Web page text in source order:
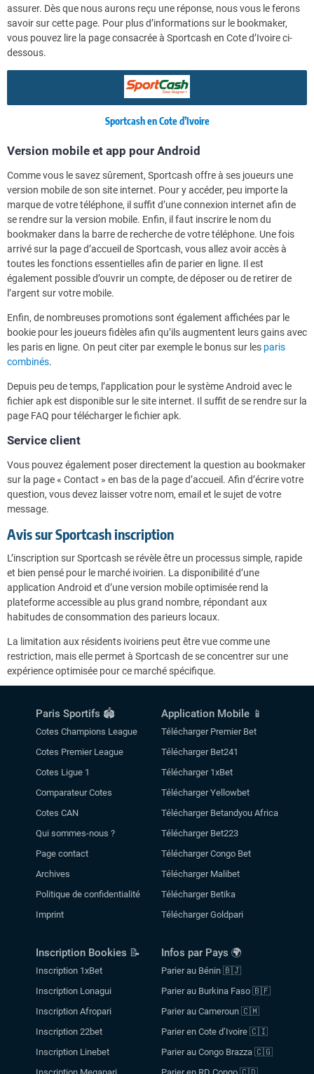
assurer. Dès que nous aurons reçu une réponse, nous vous le ferons
savoir sur cette page. Pour plus d’informations sur le bookmaker,
vous pouvez lire la page consacrée à Sportcash en Cote d’Ivoire ci-
dessous.
Sportcash en Cote d’Ivoire
Version mobile et app pour Android
Comme vous le savez sûrement, Sportcash offre à ses joueurs une
version mobile de son site internet. Pour y accéder, peu importe la
marque de votre téléphone, il suffit d’une connexion internet afin de
se rendre sur la version mobile. Enfin, il faut inscrire le nom du
bookmaker dans la barre de recherche de votre téléphone. Une fois
arrivé sur la page d’accueil de Sportcash, vous allez avoir accès à
toutes les fonctions essentielles afin de parier en ligne. Il est
également possible d’ouvrir un compte, de déposer ou de retirer de
l’argent sur votre mobile.
Enfin, de nombreuses promotions sont également affichées par le
bookie pour les joueurs fidèles afin qu’ils augmentent leurs gains avec
les paris en ligne. On peut citer par exemple le bonus sur les paris
combinés.
Depuis peu de temps, l’application pour le système Android avec le
fichier apk est disponible sur le site internet. Il suffit de se rendre sur la
page FAQ pour télécharger le fichier apk.
Service client
Vous pouvez également poser directement la question au bookmaker
sur la page « Contact » en bas de la page d’accueil. Afin d’écrire votre
question, vous devez laisser votre nom, email et le sujet de votre
message.
Avis sur Sportcash inscription
L’inscription sur Sportcash se révèle être un processus simple, rapide
et bien pensé pour le marché ivoirien. La disponibilité d’une
application Android et d’une version mobile optimisée rend la
plateforme accessible au plus grand nombre, répondant aux
habitudes de consommation des parieurs locaux.
La limitation aux résidents ivoiriens peut être vue comme une
restriction, mais elle permet à Sportcash de se concentrer sur une
expérience optimisée pour ce marché spécifique.
Paris Sportifs 🏟️
Cotes Champions League
Cotes Premier League
Cotes Ligue 1
Comparateur Cotes
Cotes CAN
Qui sommes-nous ?
Page contact
Archives
Politique de confidentialité
Imprint
Inscription Bookies 📝
Inscription 1xBet
Inscription Lonagui
Inscription Afropari
Inscription 22bet
Inscription Linebet
Application Mobile 📱
Télécharger Premier Bet
Télécharger Bet241
Télécharger 1xBet
Télécharger Yellowbet
Télécharger Betandyou Africa
Télécharger Bet223
Télécharger Congo Bet
Télécharger Malibet
Télécharger Betika
Télécharger Goldpari
Infos par Pays 🌍
Parier au Bénin 🇧🇯
Parier au Burkina Faso 🇧🇫
Parier au Cameroun 🇨🇲
Parier en Cote d’Ivoire 🇨🇮
Parier au Congo Brazza 🇨🇬